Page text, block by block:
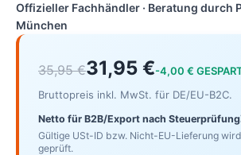
Offizieller Fachhändler · Beratung durch
München
35,95 €31,95 €-4,00 €
Bruttopreis inkl. MwSt. für DE/EU-B2C.
Netto für B2B/Export nach Steuerprüfung
Gültige USt-ID bzw. Nicht-EU-Lieferung
geprüft.